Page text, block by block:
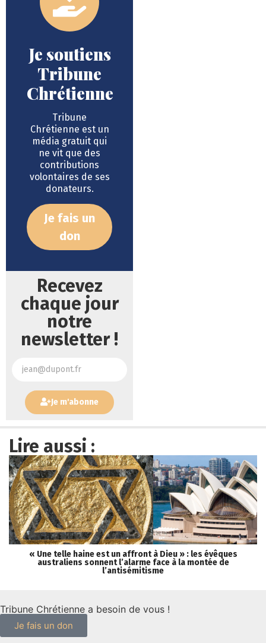
Je soutiens
Tribune
Chrétienne
Tribune
Chrétienne est un
média gratuit qui
ne vit que des
contributions
volontaires de ses
donateurs.
Je fais un
don
Recevez
chaque jour
notre
newsletter !
Je m'abonne
Lire aussi :
« Une telle haine est un affront à Dieu » : les évêques
australiens sonnent l’alarme face à la montée de
l’antisémitisme
Tribune Chrétienne a besoin de vous !
Je fais un don